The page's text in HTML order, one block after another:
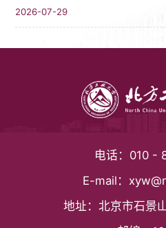
2026-07-29
电话： 010 -
E-mail：
地址： 北京市石景